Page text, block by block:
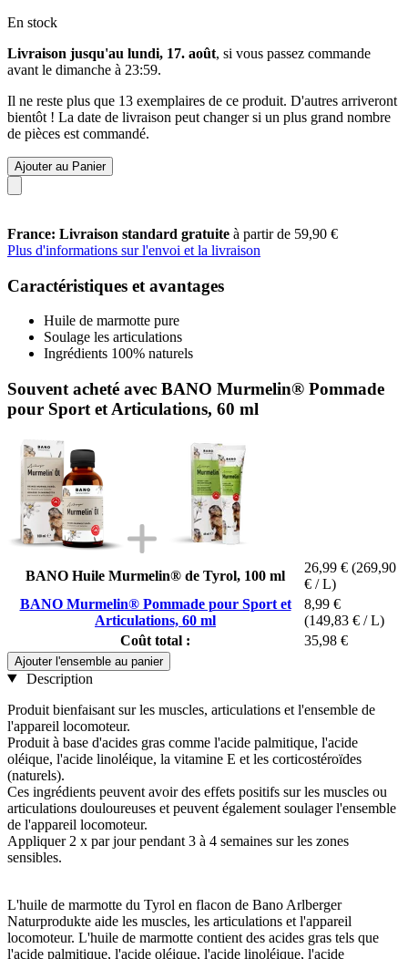
En stock
Livraison jusqu'au lundi, 17. août, si vous passez commande
avant le dimanche à 23:59.
Il ne reste plus que 13 exemplaires de ce produit. D'autres arriveront
bientôt ! La date de livraison peut changer si un plus grand nombre
de pièces est commandé.
Ajouter au Panier
France: Livraison standard gratuite à partir de 59,90 €
Plus d'informations sur l'envoi et la livraison
Caractéristiques et avantages
Huile de marmotte pure
Soulage les articulations
Ingrédients 100% naturels
Souvent acheté avec BANO Murmelin® Pommade
pour Sport et Articulations, 60 ml
BANO Huile Murmelin® de Tyrol, 100 ml
26,99 € (269,90
€ / L)
BANO Murmelin® Pommade pour Sport et
Articulations, 60 ml
8,99 €
(149,83 € / L)
Coût total :
35,98 €
Ajouter l'ensemble au panier
Description
Produit bienfaisant sur les muscles, articulations et l'ensemble de
l'appareil locomoteur.
Produit à base d'acides gras comme l'acide palmitique, l'acide
oléique, l'acide linoléique, la vitamine E et les corticostéroïdes
(naturels).
Ces ingrédients peuvent avoir des effets positifs sur les muscles ou
articulations douloureuses et peuvent également soulager l'ensemble
de l'appareil locomoteur.
Appliquer 2 x par jour pendant 3 à 4 semaines sur les zones
sensibles.
L'huile de marmotte du Tyrol en flacon de Bano Arlberger
Naturprodukte aide les muscles, les articulations et l'appareil
locomoteur. L'huile de marmotte contient des acides gras tels que
l'acide palmitique, l'acide oléique, l'acide linoléique, l'acide